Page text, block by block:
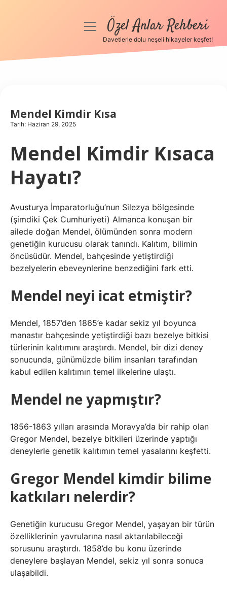
Anasayfa
Hakkımızda
menüyüÖzel Anlar Rehberi
Davetlerle dolu neşeli hikayeler keşfet!
Mendel Kimdir Kısa
Tarih: Haziran 29, 2025
Mendel Kimdir Kısaca
Hayatı?
Avusturya İmparatorluğu’nun Silezya bölgesinde
(şimdiki Çek Cumhuriyeti) Almanca konuşan bir
ailede doğan Mendel, ölümünden sonra modern
genetiğin kurucusu olarak tanındı. Kalıtım, bilimin
öncüsüdür. Mendel, bahçesinde yetiştirdiği
bezelyelerin ebeveynlerine benzediğini fark etti.
Mendel neyi icat etmiştir?
Mendel, 1857’den 1865’e kadar sekiz yıl boyunca
manastır bahçesinde yetiştirdiği bazı bezelye bitkisi
türlerinin kalıtımını araştırdı. Mendel, bir dizi deney
sonucunda, günümüzde bilim insanları tarafından
kabul edilen kalıtımın temel ilkelerine ulaştı.
Mendel ne yapmıştır?
1856-1863 yılları arasında Moravya’da bir rahip olan
Gregor Mendel, bezelye bitkileri üzerinde yaptığı
deneylerle genetik kalıtımın temel yasalarını keşfetti.
Gregor Mendel kimdir bilime
katkıları nelerdir?
Genetiğin kurucusu Gregor Mendel, yaşayan bir türün
özelliklerinin yavrularına nasıl aktarılabileceği
sorusunu araştırdı. 1858’de bu konu üzerinde
deneylere başlayan Mendel, sekiz yıl sonra sonuca
ulaşabildi.